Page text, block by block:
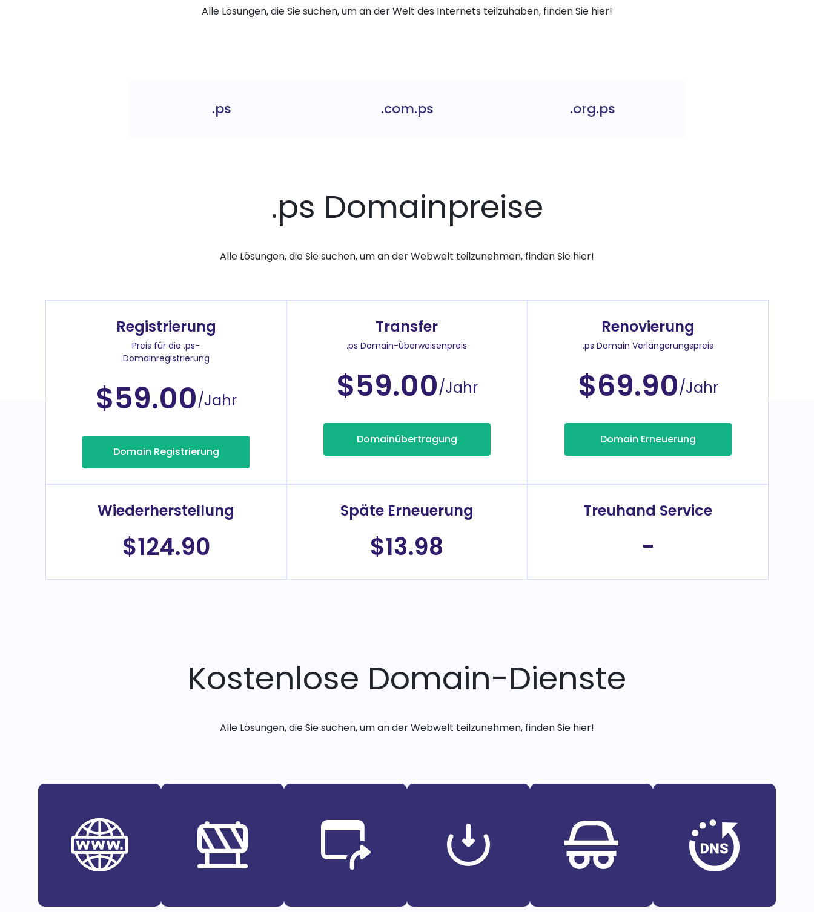
Alle Lösungen, die Sie suchen, um an der Welt des Internets teilzuhaben, finden Sie hier!
.ps .com.ps .org.ps
.ps Domainpreise
Alle Lösungen, die Sie suchen, um an der Webwelt teilzunehmen, finden Sie hier!
Registrierung
Preis für die .ps-
Domainregistrierung
$59.00/Jahr
Domain Registrierung
Transfer
.ps Domain-Überweisenpreis
$59.00/Jahr
Domainübertragung
Renovierung
.ps Domain Verlängerungspreis
$69.90/Jahr
Domain Erneuerung
Wiederherstellung
$124.90
Späte Erneuerung
$13.98
Treuhand Service
-
Kostenlose Domain-Dienste
Alle Lösungen, die Sie suchen, um an der Webwelt teilzunehmen, finden Sie hier!